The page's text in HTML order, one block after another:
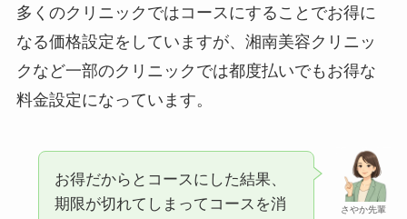
多くのクリニックではコースにすることでお得に
なる価格設定をしていますが、湘南美容クリニッ
クなど一部のクリニックでは都度払いでもお得な
料金設定になっています。
さやか先輩
お得だからとコースにした結果、
期限が切れてしまってコースを消